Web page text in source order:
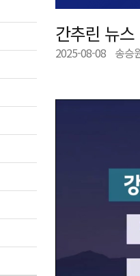
경청에 비점오염저감 사업 등 건의
관광객이 인구 3배..싱가포르 복합리조
카오 카지노 "복합리조트로 진화 중"
군 공약사업 추진 전략 보고회 개최
간추린 뉴스
2025-08-08 송승